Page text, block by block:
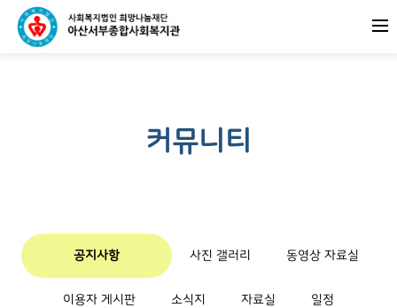
커뮤니티
공지사항 사진 갤러리 동영상 자료실
이용자 게시판 소식지 자료실 일정